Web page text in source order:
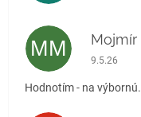
MM Mojmír
9.5.26
Hodnotím - na výbornú.